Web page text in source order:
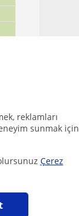
reklamları
sunmak için
Çerez